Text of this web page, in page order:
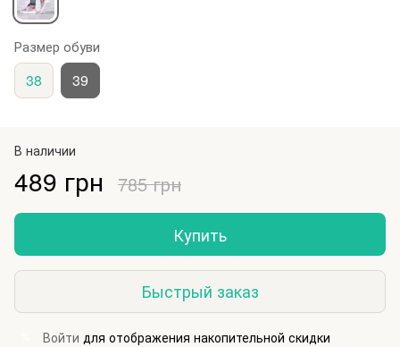
Размер обуви
38 39
В наличии
489 грн 785 грн
Купить
Быстрый заказ
Войти для отображения накопительной скидки